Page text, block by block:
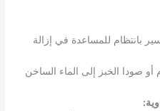
بانتظام للمساعدة في إزالة
صودا الخبز إلى الماء الساخن